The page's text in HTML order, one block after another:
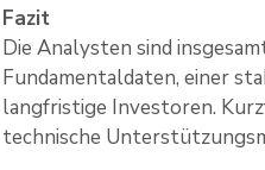
Fazit
Die Analysten sind
Fundamentaldaten, einer
langfristige Investoren.
technische